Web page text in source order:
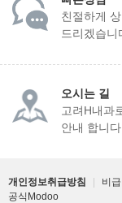
친절하게
드리겠습니
오시는 길
고려H내과
안내 합니다.
개인정보취급방침 비
공식Modoo